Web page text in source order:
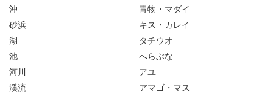
沖
砂浜
湖
池
河川
渓流
青物・マダイ
キス・カレイ
タチウオ
へらぶな
アユ
アマゴ・マス